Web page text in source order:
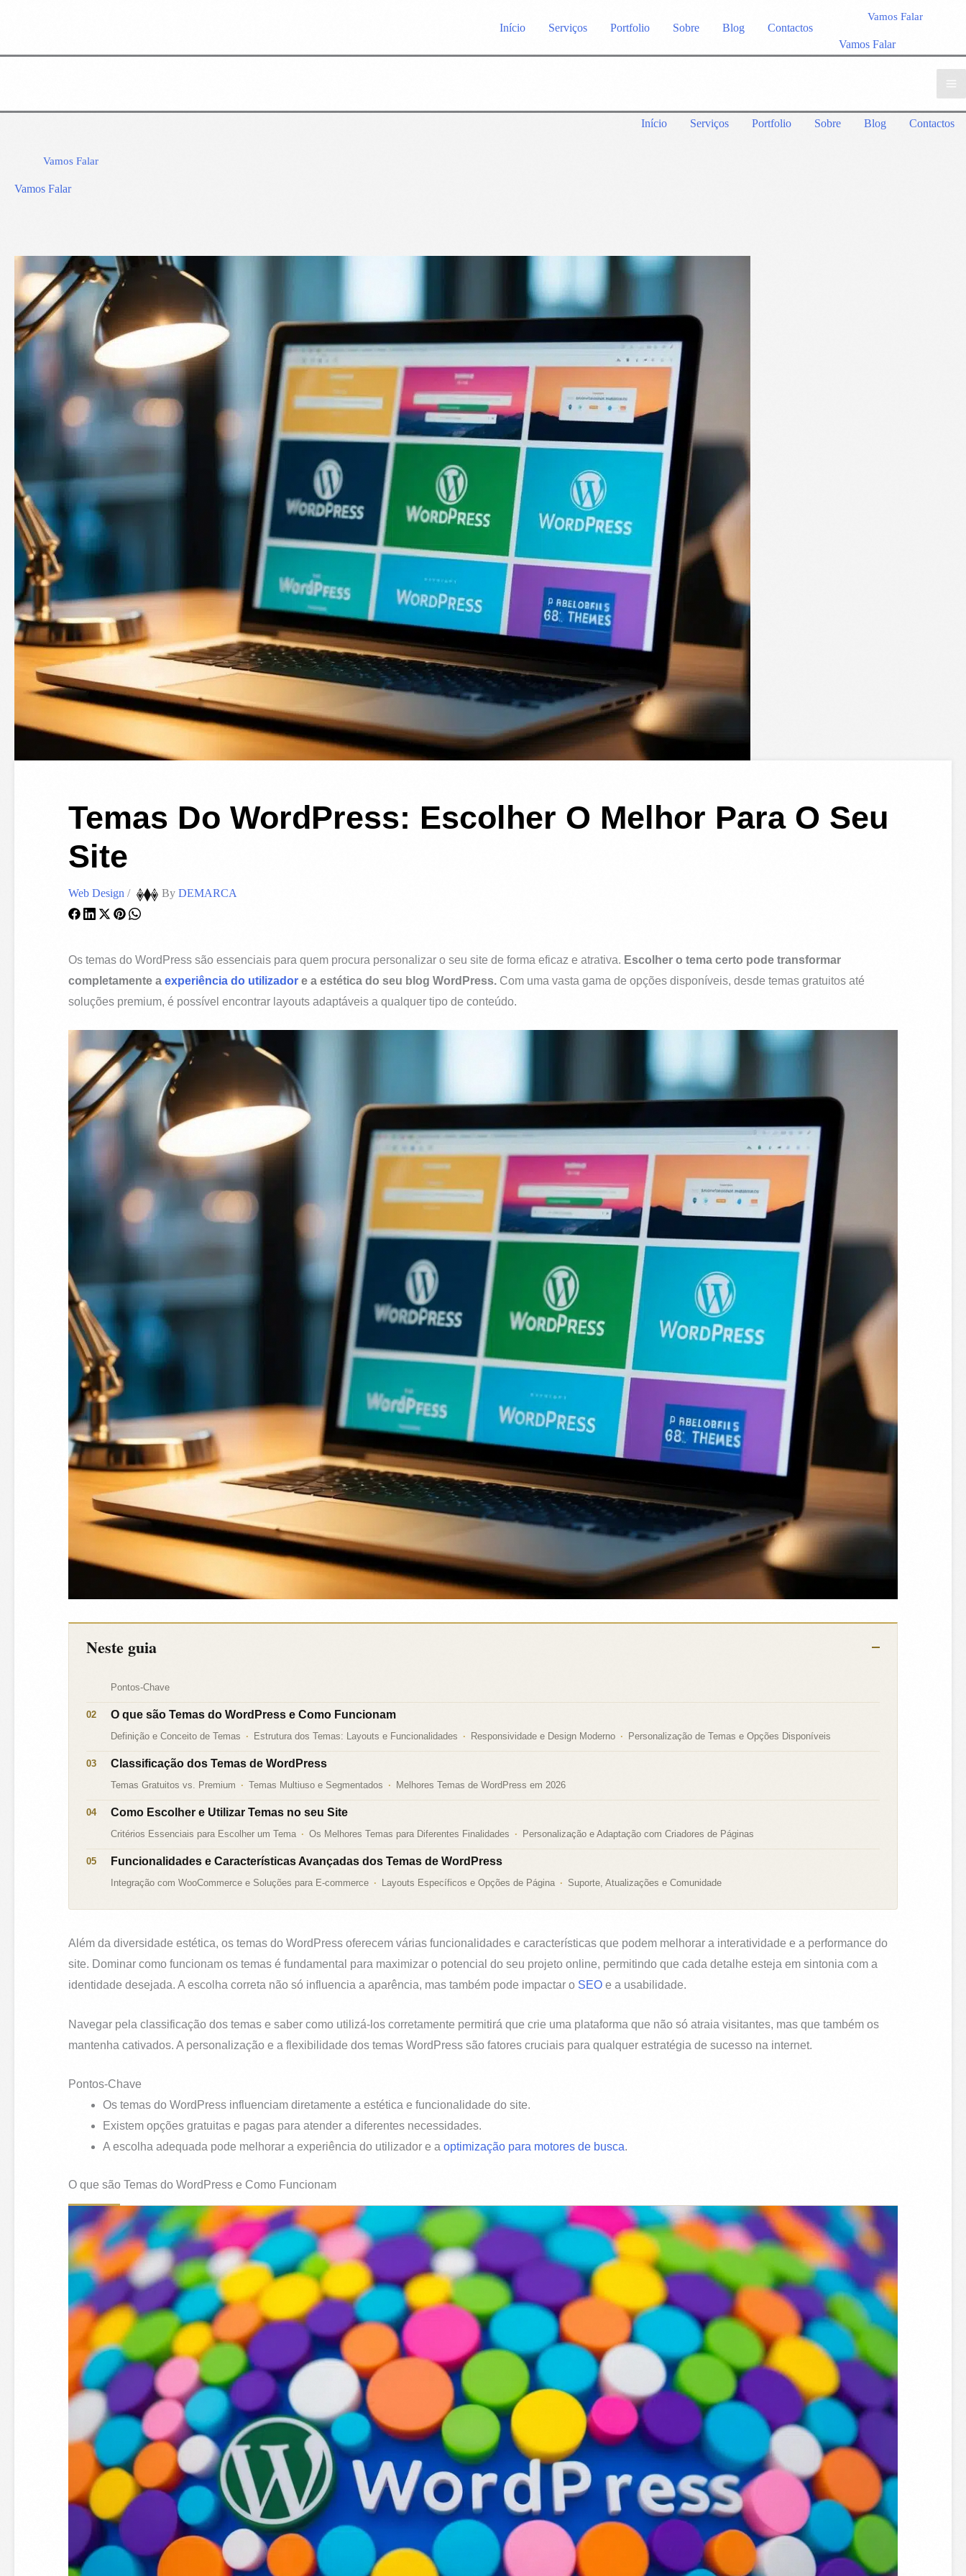
Início Serviços Portfolio Sobre Blog Contactos
Vamos Falar
Vamos Falar
Início Serviços Portfolio Sobre Blog Contactos
Vamos Falar
Vamos Falar
Temas Do WordPress: Escolher O Melhor Para O Seu
Site
Web Design/ By DEMARCA
Os temas do WordPress são essenciais para quem procura personalizar o seu site de forma eficaz e atrativa. Escolher o tema certo pode transformar
completamente a experiência do utilizadore a estética do seu blog WordPress.Com uma vasta gama de opções disponíveis, desde temas gratuitos até
soluções premium, é possível encontrar layouts adaptáveis a qualquer tipo de conteúdo.
Neste guia
Pontos-Chave
O que são Temas do WordPress e Como Funcionam
Definição e Conceito de Temas Estrutura dos Temas: Layouts e Funcionalidades Responsividade e Design Moderno Personalização de Temas e Opções Disponíveis
Classificação dos Temas de WordPress
Temas Gratuitos vs. Premium Temas Multiuso e Segmentados Melhores Temas de WordPress em 2026
Como Escolher e Utilizar Temas no seu Site
Critérios Essenciais para Escolher um Tema Os Melhores Temas para Diferentes Finalidades Personalização e Adaptação com Criadores de Páginas
Funcionalidades e Características Avançadas dos Temas de WordPress
Integração com WooCommerce e Soluções para E-commerce Layouts Específicos e Opções de Página Suporte, Atualizações e Comunidade
Além da diversidade estética, os temas do WordPress oferecem várias funcionalidades e características que podem melhorar a interatividade e a performance do
site. Dominar como funcionam os temas é fundamental para maximizar o potencial do seu projeto online, permitindo que cada detalhe esteja em sintonia com a
identidade desejada. A escolha correta não só influencia a aparência, mas também pode impactar o SEOe a usabilidade.
Navegar pela classificação dos temas e saber como utilizá-los corretamente permitirá que crie uma plataforma que não só atraia visitantes, mas que também os
mantenha cativados. A personalização e a flexibilidade dos temas WordPress são fatores cruciais para qualquer estratégia de sucesso na internet.
Pontos-Chave
Os temas do WordPress influenciam diretamente a estética e funcionalidade do site.
Existem opções gratuitas e pagas para atender a diferentes necessidades.
A escolha adequada pode melhorar a experiência do utilizador e a optimização para motores de busca.
O que são Temas do WordPress e Como Funcionam